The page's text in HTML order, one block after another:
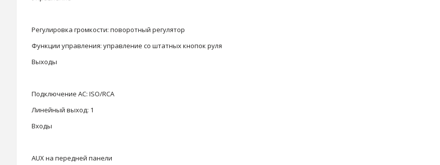
Регулировка громкости: поворотный регулятор
Функции управления: управление со штатных кнопок руля
Выходы
Подключение АС: ISO/RCA
Линейный выход: 1
Входы
AUX на передней панели